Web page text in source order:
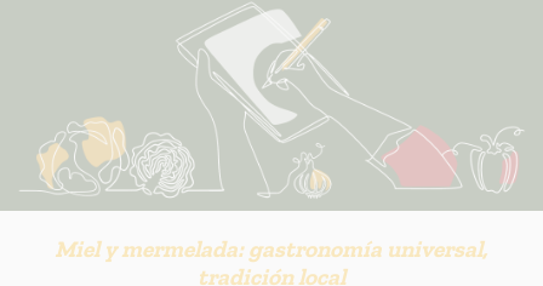
Miel y mermelada: gastronomía universal,
tradición local